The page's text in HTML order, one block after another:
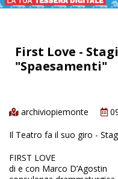
First Love -
"Spaesamenti"
archiviopiemonte
Il Teatro fa il suo giro -
FIRST LOVE
di e con Marco D’Agostin